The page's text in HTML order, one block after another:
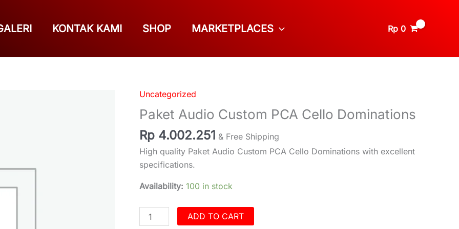
KONTAK KAMI SHOP MARKETPLACES Rp 0
Uncategorized
Paket Audio Custom PCA Cello Dominations
Rp 4.002.251 & Free Shipping
High quality Paket Audio Custom PCA Cello Dominations with excellent
specifications.
Availability: 100 in stock
Paket
Audio
Custom
PCA
Cello
Dominations
ADD TO CART